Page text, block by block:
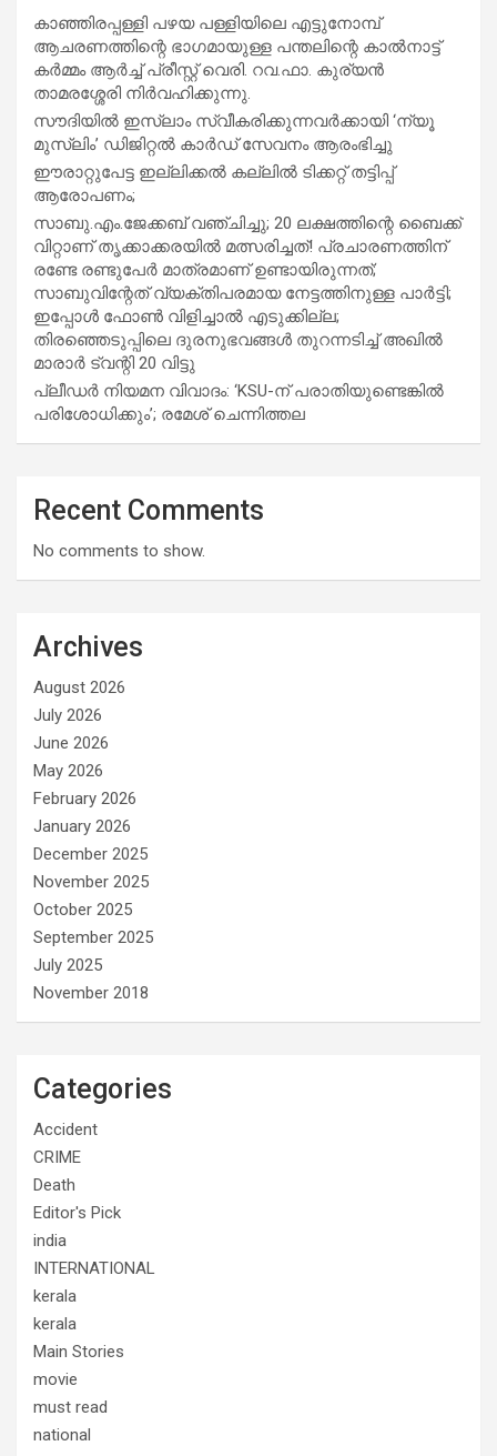
കാഞ്ഞിരപ്പള്ളി പഴയ പള്ളിയിലെ എട്ടുനോമ്പ്
ആചരണത്തിന്റെ ഭാഗമായുള്ള പന്തലിന്റെ കാൽനാട്ട്
കർമ്മം ആർച്ച് പ്രീസ്റ്റ് വെരി. റവ.ഫാ. കുര്യൻ
താമരശ്ശേരി നിർവഹിക്കുന്നു.
സൗദിയില്‍ ഇസ്‌ലാം സ്വീകരിക്കുന്നവര്‍ക്കായി ‘ന്യൂ
മുസ്ലിം’ ഡിജിറ്റല്‍ കാര്‍ഡ് സേവനം ആരംഭിച്ചു
ഈരാറ്റുപേട്ട ഇല്ലിക്കൽ കല്ലിൽ ടിക്കറ്റ് തട്ടിപ്പ്
ആരോപണം;
സാബു.എം.ജേക്കബ് വഞ്ചിച്ചു; 20 ലക്ഷത്തിന്റെ ബൈക്ക്
വിറ്റാണ് തൃക്കാക്കരയില്‍ മത്സരിച്ചത്! പ്രചാരണത്തിന്
രണ്ടേ രണ്ടുപേര്‍ മാത്രമാണ് ഉണ്ടായിരുന്നത്;
സാബുവിന്റേത് വ്യക്തിപരമായ നേട്ടത്തിനുള്ള പാര്‍ട്ടി;
ഇപ്പോള്‍ ഫോണ്‍ വിളിച്ചാല്‍ എടുക്കില്ല;
തിരഞ്ഞെടുപ്പിലെ ദുരനുഭവങ്ങള്‍ തുറന്നടിച്ച് അഖില്‍
മാരാര്‍ ട്വന്റി 20 വിട്ടു
പ്ലീഡർ നിയമന വിവാദം: ‘KSU-ന് പരാതിയുണ്ടെങ്കിൽ
പരിശോധിക്കും’; രമേശ് ചെന്നിത്തല
Recent Comments
No comments to show.
Archives
August 2026
July 2026
June 2026
May 2026
February 2026
January 2026
December 2025
November 2025
October 2025
September 2025
July 2025
November 2018
Categories
Accident
CRIME
Death
Editor's Pick
india
INTERNATIONAL
kerala
kerala
Main Stories
movie
must read
national